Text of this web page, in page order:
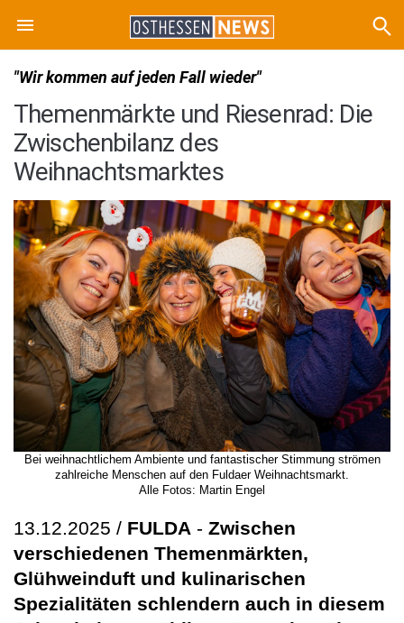
"Wir kommen auf jeden Fall wieder"
Themenmärkte und Riesenrad: Die
Zwischenbilanz des
Weihnachtsmarktes
Bei weihnachtlichem Ambiente und fantastischer Stimmung strömen
zahlreiche Menschen auf den Fuldaer Weihnachtsmarkt.
Alle Fotos: Martin Engel
13.12.2025 / FULDA - Zwischen
verschiedenen Themenmärkten,
Glühweinduft und kulinarischen
Spezialitäten schlendern auch in diesem